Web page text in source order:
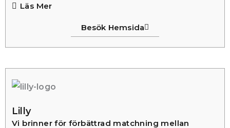
Läs Mer
Besök Hemsida
Lilly
Vi brinner för förbättrad matchning mellan